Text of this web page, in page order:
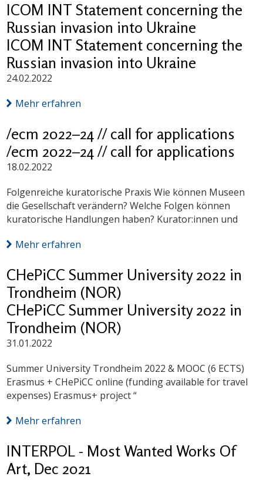
ICOM INT Statement concerning the
Russian invasion into Ukraine
ICOM INT Statement concerning the
Russian invasion into Ukraine
24.02.2022
Mehr erfahren
/ecm 2022–24 // call for applications
/ecm 2022–24 // call for applications
18.02.2022
Folgenreiche kuratorische Praxis Wie können Museen
die Gesellschaft verändern? Welche Folgen können
kuratorische Handlungen haben? Kurator:innen und
Mehr erfahren
CHePiCC Summer University 2022 in
Trondheim (NOR)
CHePiCC Summer University 2022 in
Trondheim (NOR)
31.01.2022
Summer University Trondheim 2022 & MOOC (6 ECTS)
Erasmus + CHePiCC online (funding available for travel
expenses) Erasmus+ project “
Mehr erfahren
INTERPOL - Most Wanted Works Of
Art, Dec 2021